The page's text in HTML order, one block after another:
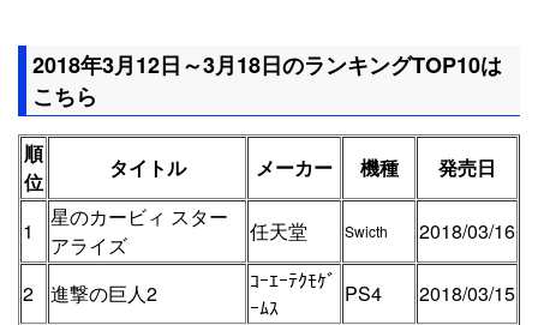
2018年3月12日～3月18日のランキングTOP10は
こちら
順
位
タイトル メーカー 機種 発売日
1
星のカービィ スター
アライズ
任天堂 Swicth 2018/03/16
2 進撃の巨人2
ｺｰｴｰﾃｸﾓｹﾞ
ｰﾑｽ
PS4 2018/03/15